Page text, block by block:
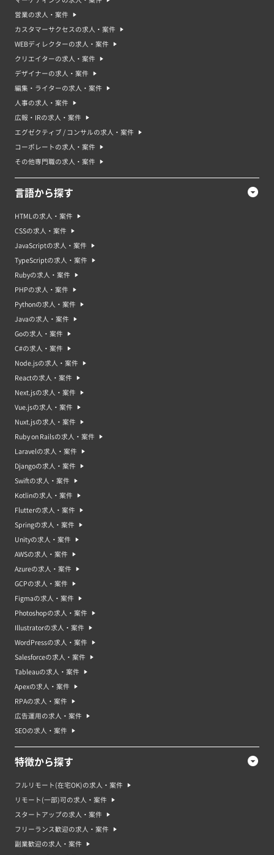
営業の求人・案件
カスタマーサクセスの求人・案件
WEBディレクターの求人・案件
クリエイターの求人・案件
デザイナーの求人・案件
編集・ライターの求人・案件
人事の求人・案件
広報・IRの求人・案件
エグゼクティブ / コンサルの求人・案件
コーポレートの求人・案件
その他専門職の求人・案件
言語から探す
HTMLの求人・案件
CSSの求人・案件
JavaScriptの求人・案件
TypeScriptの求人・案件
Rubyの求人・案件
PHPの求人・案件
Pythonの求人・案件
Javaの求人・案件
Goの求人・案件
C#の求人・案件
Node.jsの求人・案件
Reactの求人・案件
Next.jsの求人・案件
Vue.jsの求人・案件
Nuxt.jsの求人・案件
Ruby on Railsの求人・案件
Laravelの求人・案件
Djangoの求人・案件
Swiftの求人・案件
Kotlinの求人・案件
Flutterの求人・案件
Springの求人・案件
Unityの求人・案件
AWSの求人・案件
Azureの求人・案件
GCPの求人・案件
Figmaの求人・案件
Photoshopの求人・案件
Illustratorの求人・案件
WordPressの求人・案件
Salesforceの求人・案件
Tableauの求人・案件
Apexの求人・案件
RPAの求人・案件
広告運用の求人・案件
SEOの求人・案件
特徴から探す
フルリモート(在宅OK)の求人・案件
リモート(一部)可の求人・案件
スタートアップの求人・案件
フリーランス歓迎の求人・案件
副業歓迎の求人・案件